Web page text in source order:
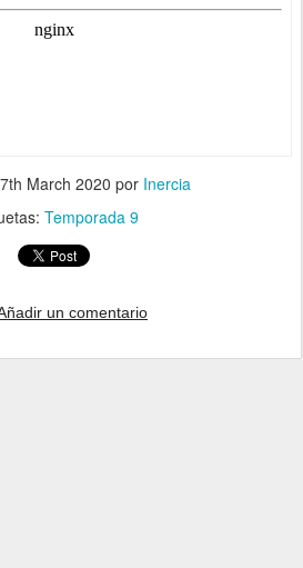
March 2020 por Inercia
Temporada 9
un comentario